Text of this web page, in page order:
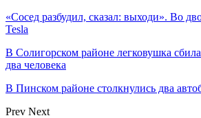
«Сосед разбудил, сказал: выходи». Во
Tesla
В Солигорском районе легковушка
два человека
В Пинском районе столкнулись два
Prev Next